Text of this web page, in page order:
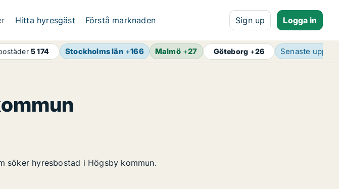
Hitta hyresgäst Förstå marknaden Sign up Logga in
5 174 Stockholms län+166 Malmö+27 Göteborg +26 Senaste
söker hyresbostad i Högsby kommun.